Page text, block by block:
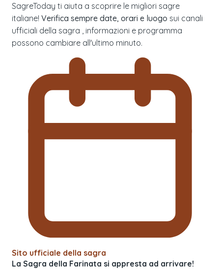
SagreToday ti aiuta a scoprire le migliori sagre
italiane! Verifica sempre date, orari e luogo sui canali
ufficiali della sagra , informazioni e programma
possono cambiare all'ultimo minuto.
Sito ufficiale della sagra
La Sagra della Farinata si appresta ad arrivare!